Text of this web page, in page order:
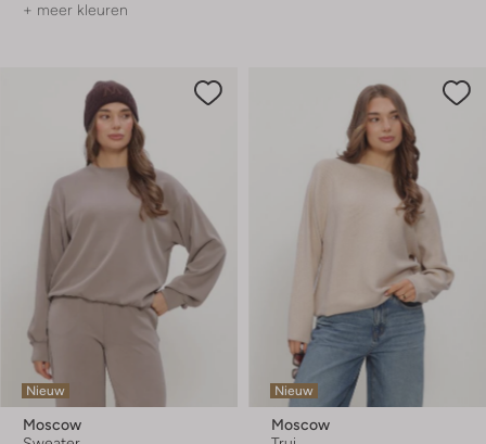
+ meer kleuren
Nieuw
Moscow
Nieuw
Moscow